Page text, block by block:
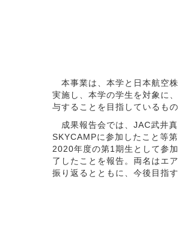
本事業は、本学と日本航空
実施し、本学の学生を対象に
与することを目指しているも
成果報告会では、JAC武井
SKYCAMPに参加したこと等
2020年度の第1期生として参
了したことを報告。両名はエ
振り返るとともに、今後目指